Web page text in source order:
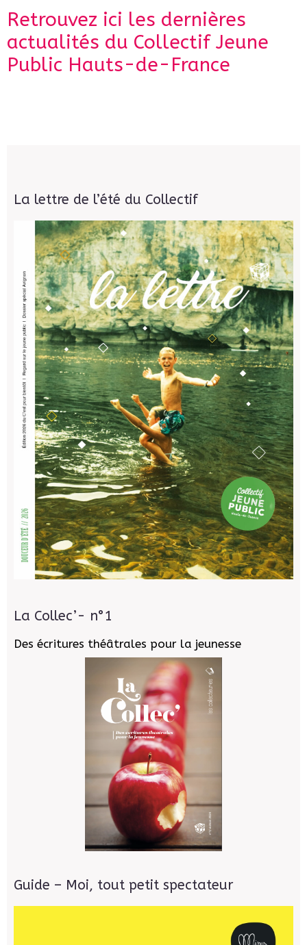
Retrouvez ici les dernières
actualités du Collectif Jeune
Public Hauts-de-France
La lettre de l’été du Collectif
La Collec’- n°1
Des écritures théâtrales pour la jeunesse
Guide – Moi, tout petit spectateur